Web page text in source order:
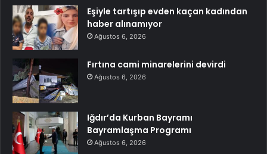
Eşiyle tartışıp evden kaçan kadından
haber alınamıyor
Ağustos 6, 2026
Fırtına cami minarelerini devirdi
Ağustos 6, 2026
Iğdır’da Kurban Bayramı
Bayramlaşma Programı
Ağustos 6, 2026